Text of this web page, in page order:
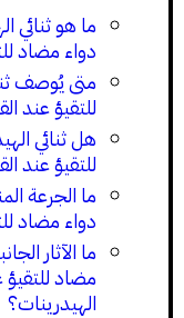
ما هو ثنائي
دواء مضاد
متى يُوصف
للتقيؤ عند
هل ثنائي
للتقيؤ عند
ما الجرعة
دواء مضاد
ما الآثار
مضاد
الهيدرينات؟